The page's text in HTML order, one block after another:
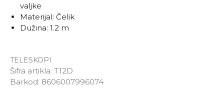
TELESKOPI
Šifra artikla: T12D
Barkod: 8606007996074
valjke
Materijal: Čelik
Dužina: 1.2 m